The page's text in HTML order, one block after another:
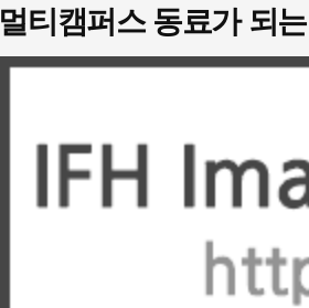
멀티캠퍼스 동료가 되